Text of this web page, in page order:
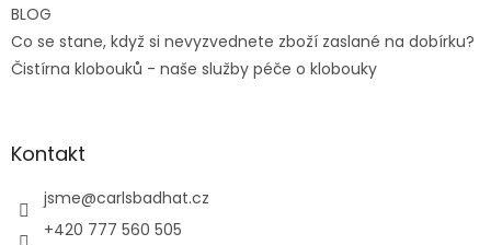
BLOG
Co se stane, když si nevyzvednete zboží zaslané na dobírku?
Čistírna klobouků - naše služby péče o klobouky
Kontakt
jsme@carlsbadhat.cz
+420 777 560 505